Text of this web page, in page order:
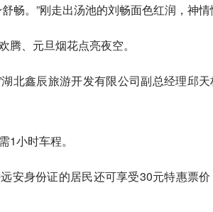
。”刚走出汤池的刘畅面色红润，神情
、元旦烟花点亮夜空。
北鑫辰旅游开发有限公司副总经理邱
小时车程。
安身份证的居民还可享受30元特惠票价